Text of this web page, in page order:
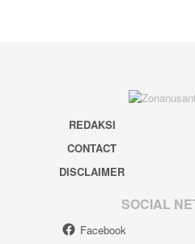
REDAKSI
CONTACT
DISCLAIMER
SOCIAL
Facebook